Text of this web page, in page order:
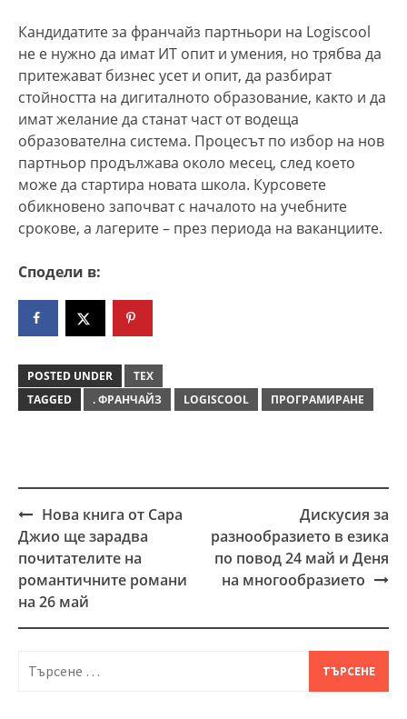
Кандидатите за франчайз партньори на Logiscool
не е нужно да имат ИТ опит и умения, но трябва да
притежават бизнес усет и опит, да разбират
стойността на дигиталното образование, както и да
имат желание да станат част от водеща
образователна система. Процесът по избор на нов
партньор продължава около месец, след което
може да стартира новата школа. Курсовете
обикновено започват с началото на учебните
срокове, а лагерите – през периода на ваканциите.
Сподели в:
POSTED UNDER
ТЕХ
TAGGED
. ФРАНЧАЙЗ LOGISCOOL ПРОГРАМИРАНЕ
Post
navigation
Нова книга от Сара
Джио ще зарадва
почитателите на
романтичните романи
на 26 май
Дискусия за
разнообразието в езика
по повод 24 май и Деня
на многообразието
Търсене